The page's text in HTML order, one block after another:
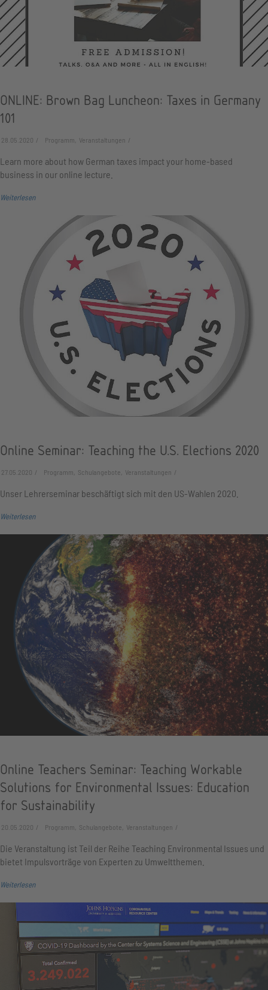
ONLINE: Brown Bag Luncheon: Taxes in Germany
101
28.05.2020 Programm, Veranstaltungen
Learn more about how German taxes impact your home-based
business in our online lecture.
Weiterlesen
Online Seminar: Teaching the U.S. Elections 2020
27.05.2020 Programm, Schulangebote, Veranstaltungen
Unser Lehrerseminar beschäftigt sich mit den US-Wahlen 2020.
Weiterlesen
Online Teachers Seminar: Teaching Workable
Solutions for Environmental Issues: Education
for Sustainability
20.05.2020 Programm, Schulangebote, Veranstaltungen
Die Veranstaltung ist Teil der Reihe Teaching Environmental Issues und
bietet Impulsvorträge von Experten zu Umweltthemen.
Weiterlesen